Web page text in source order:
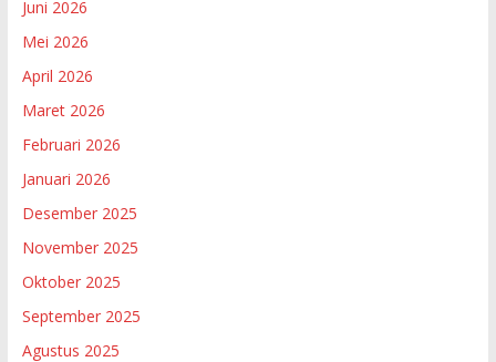
Juni 2026
Mei 2026
April 2026
Maret 2026
Februari 2026
Januari 2026
Desember 2025
November 2025
Oktober 2025
September 2025
Agustus 2025